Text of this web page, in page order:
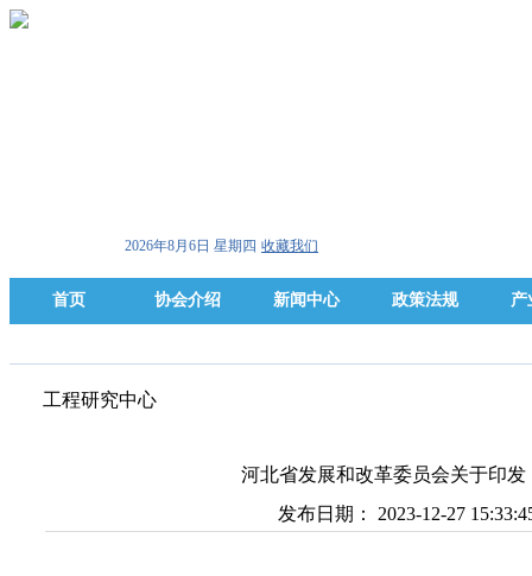
2026年8月6日 星期四 收藏我们
首页 协会介绍 新闻中心 政策法规 产
工程研究中心
河北省发展和改革委员会关于印
发布日期： 2023-12-27